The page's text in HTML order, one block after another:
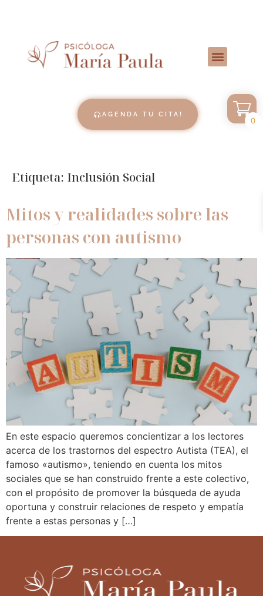
AGENDA TU CITA!
Etiqueta: Inclusión Social
Mitos y realidades sobre las
personas con autismo
En este espacio queremos concientizar a los lectores
acerca de los trastornos del espectro Autista (TEA), el
famoso «autismo», teniendo en cuenta los mitos
sociales que se han construido frente a este colectivo,
con el propósito de promover la búsqueda de ayuda
oportuna y construir relaciones de respeto y empatía
frente a estas personas y […]
0